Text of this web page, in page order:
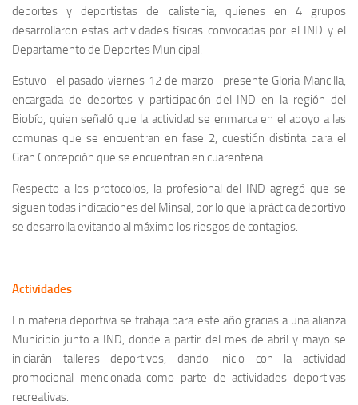
deportes y deportistas de calistenia, quienes en 4 grupos
desarrollaron estas actividades físicas convocadas por el IND y el
Departamento de Deportes Municipal.
Estuvo -el pasado viernes 12 de marzo- presente Gloria Mancilla,
encargada de deportes y participación del IND en la región del
Biobío, quien señaló que la actividad se enmarca en el apoyo a las
comunas que se encuentran en fase 2, cuestión distinta para el
Gran Concepción que se encuentran en cuarentena.
Respecto a los protocolos, la profesional del IND agregó que se
siguen todas indicaciones del Minsal, por lo que la práctica deportivo
se desarrolla evitando al máximo los riesgos de contagios.
Actividades
En materia deportiva se trabaja para este año gracias a una alianza
Municipio junto a IND, donde a partir del mes de abril y mayo se
iniciarán talleres deportivos, dando inicio con la actividad
promocional mencionada como parte de actividades deportivas
recreativas.